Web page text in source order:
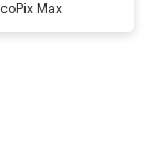
Max